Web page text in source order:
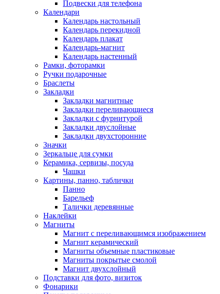
Подвески для телефона
Календари
Календарь настольный
Календарь перекидной
Календарь плакат
Календарь-магнит
Календарь настенный
Рамки, фоторамки
Ручки подарочные
Браслеты
Закладки
Закладки магнитные
Закладки переливающиеся
Закладки с фурнитурой
Закладки двуслойные
Закладки двухсторонние
Значки
Зеркальце для сумки
Керамика, сервизы, посуда
Чашки
Картины, панно, таблички
Панно
Барельеф
Талички деревянные
Наклейки
Магниты
Магнит с переливающимся изображением
Магнит керамический
Магниты объемные пластиковые
Магниты покрытые смолой
Магнит двухслойный
Подставки для фото, визиток
Фонарики